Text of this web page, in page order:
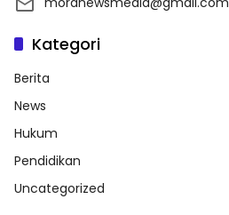
Kategori
Berita
News
Hukum
Pendidikan
Uncategorized